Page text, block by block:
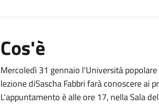
Cos'è
Mercoledì 31 gennaio l'Università
lezione diSascha Fabbri farà conoscere ai
L'appuntamento è alle ore 17, nella Sala